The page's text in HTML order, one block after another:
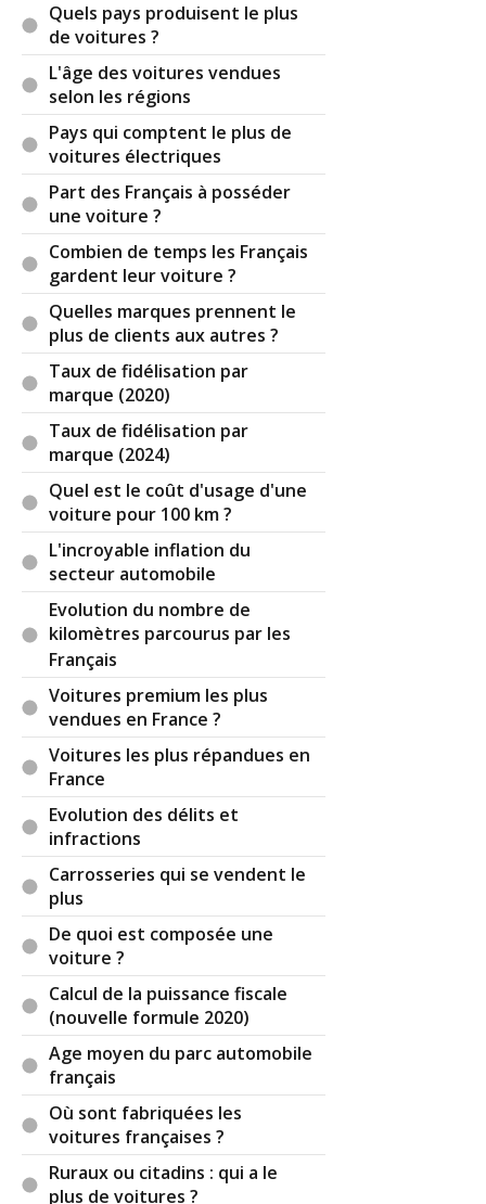
Quels pays produisent le plus
de voitures ?
L'âge des voitures vendues
selon les régions
Pays qui comptent le plus de
voitures électriques
Part des Français à posséder
une voiture ?
Combien de temps les Français
gardent leur voiture ?
Quelles marques prennent le
plus de clients aux autres ?
Taux de fidélisation par
marque (2020)
Taux de fidélisation par
marque (2024)
Quel est le coût d'usage d'une
voiture pour 100 km ?
L'incroyable inflation du
secteur automobile
Evolution du nombre de
kilomètres parcourus par les
Français
Voitures premium les plus
vendues en France ?
Voitures les plus répandues en
France
Evolution des délits et
infractions
Carrosseries qui se vendent le
plus
De quoi est composée une
voiture ?
Calcul de la puissance fiscale
(nouvelle formule 2020)
Age moyen du parc automobile
français
Où sont fabriquées les
voitures françaises ?
Ruraux ou citadins : qui a le
plus de voitures ?